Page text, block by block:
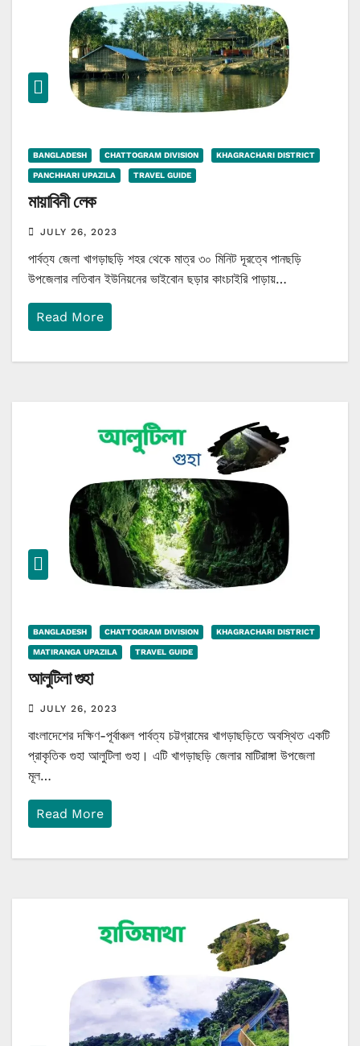
BANGLADESH CHATTOGRAM DIVISION KHAGRACHARI DISTRICT
PANCHHARI UPAZILA TRAVEL GUIDE
মায়াবিনী লেক
JULY 26, 2023
পার্বত্য জেলা খাগড়াছড়ি শহর থেকে মাত্র ৩০ মিনিট দূরত্বে পানছড়ি
উপজেলার লতিবান ইউনিয়নের ভাইবোন ছড়ার কাংচাইরি পাড়ায়…
Read More
BANGLADESH CHATTOGRAM DIVISION KHAGRACHARI DISTRICT
MATIRANGA UPAZILA TRAVEL GUIDE
আলুটিলা গুহা
JULY 26, 2023
বাংলাদেশের দক্ষিণ-পূর্বাঞ্চল পার্বত্য চট্টগ্রামের খাগড়াছড়িতে অবস্থিত একটি
প্রাকৃতিক গুহা আলুটিলা গুহা। এটি খাগড়াছড়ি জেলার মাটিরাঙ্গা উপজেলা
মূল…
Read More